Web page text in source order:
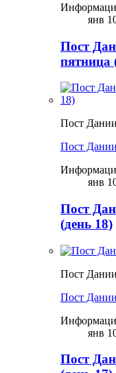
янв
Пост
пятница
Пост
Пост
янв
Пост
(день 18)
Пост
Пост
янв
Пост